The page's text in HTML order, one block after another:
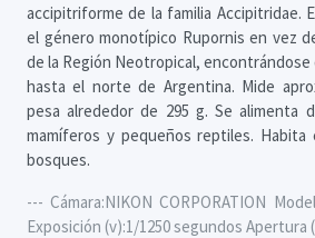
accipitriforme de la familia Accipitridae.
el género monotípico Rupornis en vez
de la Región Neotropical, encontrándose
hasta el norte de Argentina. Mide
pesa alrededor de 295 g. Se alimenta
mamíferos y pequeños reptiles. Habita
bosques.
--- Cámara:NIKON CORPORATION
Exposición (v):1/1250 segundos Apertura